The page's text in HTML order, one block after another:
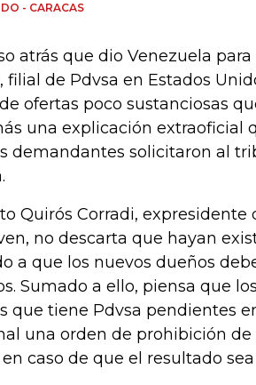
- CARACAS
atrás que dio Venezuela
filial de Pdvsa en Estados
ofertas poco sustanciosas
una explicación extraoficial
demandantes solicitaron al
Quirós Corradi,
no descarta que hayan
a que los nuevos dueños
Sumado a ello, piensa que
que tiene Pdvsa pendientes
una orden de prohibición de
caso de que el resultado